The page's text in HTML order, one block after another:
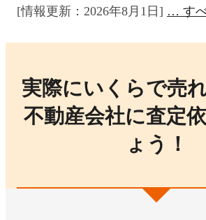
[情報更新：2026年8月1日]
す
実際にいくらで売
不動産会社に査定
ょう！